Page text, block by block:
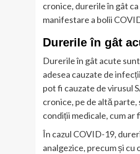
cronice, durerile în gât
manifestare a bolii
Durerile în gât
Durerile în gât acute
adesea cauzate de
pot fi cauzate de virusul
cronice, pe de altă
condiții medicale, cum
În cazul COVID-19,
analgezice, precum și